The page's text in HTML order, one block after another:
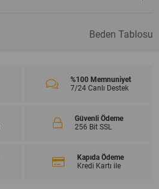
Beden Tablosu
%100 Memnuniyet
7/24 Canlı Destek
Güvenli Ödeme
256 Bit SSL
Kapıda Ödeme
Kredi Kartı ile